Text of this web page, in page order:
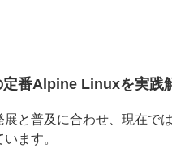
定番Alpine Linuxを実践
展と普及に合わせ、現在で
ます。